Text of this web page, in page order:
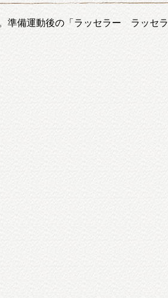
準備運動後の「ラッセラー ラッセラ